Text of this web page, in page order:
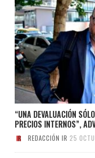
“UNA DEVALUACIÓN
PRECIOS INTERNOS”,
REDACCIÓN IR 25